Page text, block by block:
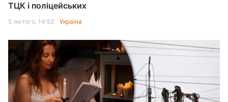
ТЦК і поліцейських
5 лютого, 14:52 Україна